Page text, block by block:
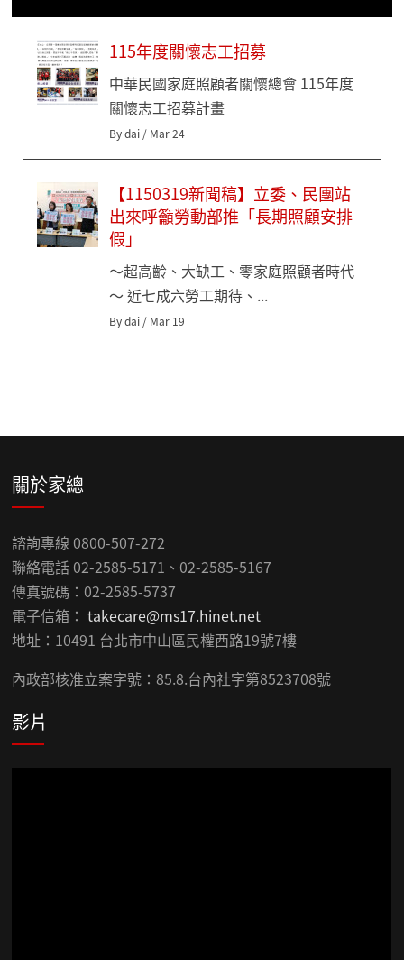
115年度關懷志工招募
中華民國家庭照顧者關懷總會 115年度
關懷志工招募計畫
By dai / Mar 24
【1150319新聞稿】立委、民團站
出來呼籲勞動部推「長期照顧安排
假」
～超高齡、大缺工、零家庭照顧者時代
～ 近七成六勞工期待、...
By dai / Mar 19
關於家總
諮詢專線 0800-507-272
聯絡電話 02-2585-5171、02-2585-5167
傳真號碼：02-2585-5737
電子信箱：takecare@ms17.hinet.net
地址：10491 台北市中山區民權西路19號7樓
內政部核准立案字號：85.8.台內社字第8523708號
影片